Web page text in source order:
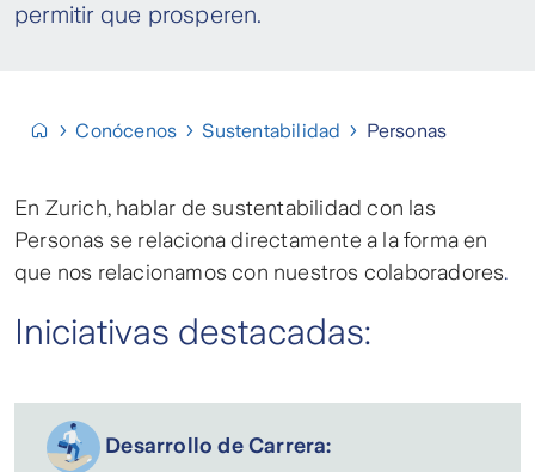
permitir que prosperen.
Conócenos Sustentabilidad Personas
En Zurich, hablar de sustentabilidad con las
Personas se relaciona directamente a la forma en
que nos relacionamos con nuestros colaboradores.
Iniciativas destacadas:
Desarrollo de Carrera: